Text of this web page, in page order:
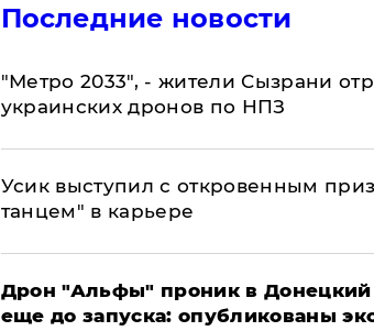
Последние новости
"Метро 2033", - жители Сызрани
украинских дронов по НПЗ
Усик выступил с откровенным
танцем" в карьере
Дрон "Альфы" проник в
еще до запуска: опубликованы